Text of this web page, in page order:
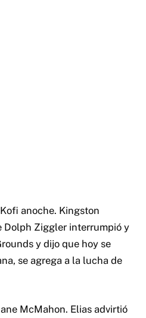
anoche. Kingston
Dolph Ziggler interrumpió y
y dijo que hoy se
se agrega a la lucha de
McMahon. Elias advirtió